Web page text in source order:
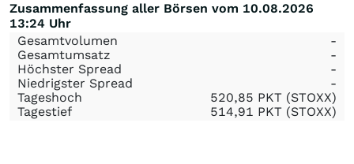
Zusammenfassung aller Börsen vom 10.08.2026
13:24 Uhr
Gesamtvolumen
-
Gesamtumsatz
-
Höchster Spread
-
Niedrigster Spread
-
Tageshoch
520,85 PKT (STOXX)
Tagestief
514,91 PKT (STOXX)